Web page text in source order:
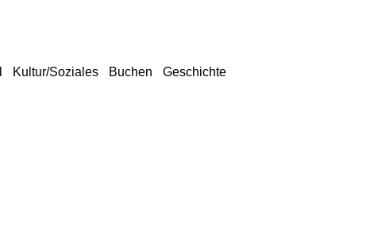
Kultur/Soziales Buchen Geschichte